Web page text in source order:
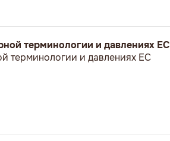
терминологии и давлениях ЕС
терминологии и давлениях ЕС